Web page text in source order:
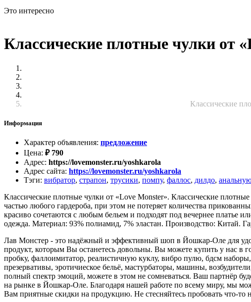
Это интересно
Классические плотные чулки от
Классические
Информация
Характер объявления: предложение
Цена: ₽790
Адрес: https://lovemonster.ru/yoshkarola
Адрес сайта: https://lovemonster.ru/yoshkarola
Тэги: вибратор, страпон, трусики, помпу, фаллос, дилдо,
Классические плотные чулки от «Love Monster». Классические
частью любого гардероба, при этом не потеряет количества
красиво сочетаются с любым бельем и подходят под вечернее платье
одежда. Материал: 93% полиамид, 7% эластан. Производство: Китай.
Лав Монстер - это надёжный и эффективный шоп в Йошкар-Оле для
продукт, которым Вы останетесь довольны. Вы можете купить у нас
пробку, фаллоимитатор, реалистичную куклу, вибро пулю, бдсм
презервативы, эротичиеское бельё, мастурбаторы, машины,
полный спектр эмоций, можете в этом не сомневаться. Ваш партнёр
на рынке в Йошкар-Оле. Благодаря нашей работе по всему миру, мы
Вам приятные скидки на продукцию. Не стесняйтесь пробовать что-